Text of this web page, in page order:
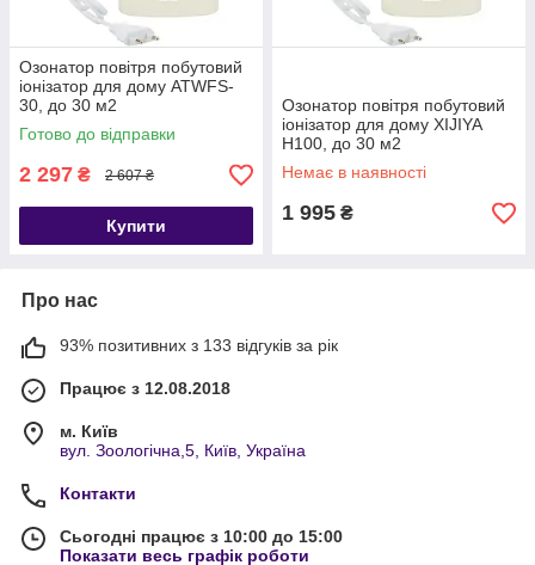
Озонатор повітря побутовий
іонізатор для дому ATWFS-
30, до 30 м2
Готово до відправки
2 297 ₴ 2 607 ₴
Купити
Озонатор повітря побутовий
іонізатор для дому XIJIYA
H100, до 30 м2
Немає в наявності
1 995 ₴
Про нас
93% позитивних з 133 відгуків за рік
Працює з 12.08.2018
м. Київ
вул. Зоологічна,5, Київ, Україна
Контакти
Сьогодні працює з 10:00 до 15:00
Показати весь графік роботи